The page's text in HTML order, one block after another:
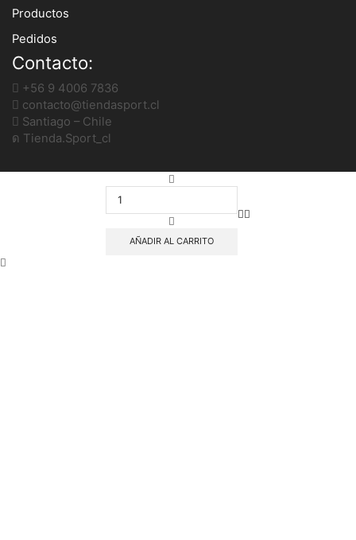
Productos
Pedidos
Contacto:
+56 9 4006 7836
contacto@tiendasport.cl
Santiago – Chile
Tienda.Sport_cl
V2
AÑADIR AL CARRITO